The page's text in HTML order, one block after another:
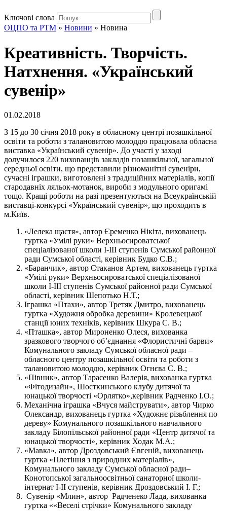
Ключові слова
ОЦПО та РТМ » Новини » Новина
Креативність. Творчість.
Натхнення. «Український
сувенір»
01.02.2018
З 15 до 30 січня 2018 року в обласному центрі позашкільної
освіти та роботи з талановитою молоддю працювала обласна
виставка «Український сувенір». До участі у заході
долучилося 220 вихованців закладів позашкільної, загальної
середньої освіти, що представили різноманітні сувеніри,
сучасні іграшки, виготовлені з традиційних матеріалів, копії
стародавніх ляльок-мотанок, вироби з модульного оригамі
тощо. Кращі роботи на разі презентуються на Всеукраїнській
виставці-конкурсі «Український сувенір», що проходить в
м.Київ.
«Лелека щастя», автор Єременко Нікіта, вихованець
гуртка «Умілі руки» Верхньосироватської
спеціалізованої школи І-ІІІ ступенів Сумської районної
ради Сумської області, керівник Будко С.В.;
«Баранчик», автор Стаканов Артем, вихованець гуртка
«Умілі руки» Верхньосироватської спеціалізованої
школи І-ІІІ ступенів Сумської районної ради Сумської
області, керівник Шепотько Н.Т.;
Іграшка «Птахи», автор Третяк Дмитро, вихованець
гуртка «Художня обробка деревини» Кролевецької
станції юних техніків, керівник Шкура С. В.;
«Пташка», автор Мироненко Олеся, вихованка
зразкового творчого об’єднання «Флористичні барви»
Комунального закладу Сумської обласної ради –
обласного центру позашкільної освіти та роботи з
талановитою молоддю, керівник Огнєва С. В.;
«Півник», автор Тарасенко Валерія, вихованка гуртка
«Фітодизайн», Шосткинського клубу дитячої та
юнацької творчості «Орлятко»,керівник Радченко І.О.;
Механічна іграшка «Вчуся майструвати», автор Чирко
Олександр, вихованець гуртка «Художнє різьблення по
дереву» Комунального позашкільного навчального
закладу Білопільської районної ради «Центр дитячої та
юнацької творчості», керівник Ходак М.А.;
«Мавка», автор Дроздовський Євгеній, вихованець
гуртка «Плетіння з природних матеріалів»,
Комунального закладу Сумської обласної ради–
Конотопської загальноосвітньої санаторної школи-
інтернат І-ІІ ступенів, керівник Дроздовський І. Г.;
Сувенір «Млин», автор Радченеко Лада, вихованка
гуртка ««Веселі стрічки» Комунального закладу